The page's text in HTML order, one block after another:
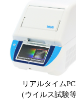
リアルタイム
（ウイルス試験等